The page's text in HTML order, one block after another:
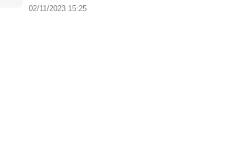
02/11/2023 15:25